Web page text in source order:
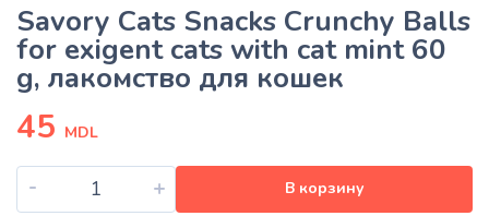
Savory Cats Snacks Crunchy Balls
for exigent cats with cat mint 60
g, лакомство для кошек
45 MDL
- + В корзину